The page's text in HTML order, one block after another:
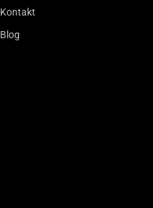
Kontakt
Blog